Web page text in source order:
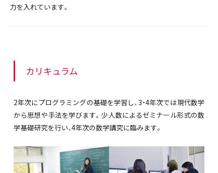
力を入れています。
カリキュラム
2年次にプログラミングの基礎を学習し、3・4年次では現代数学
から思想や手法を学びます。少人数によるゼミナール形式の数
学基礎研究を行い、4年次の数学講究に臨みます。